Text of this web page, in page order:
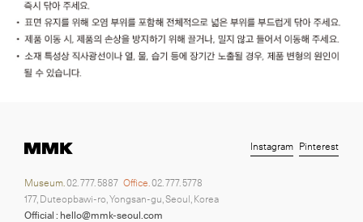
Museum. 02. 777. 5887 Office. 02. 777. 5778
177, Duteopbawi-ro, Yongsan-gu, Seoul, Korea
Official : hello@mmk-seoul.com
Instagram Pinterest